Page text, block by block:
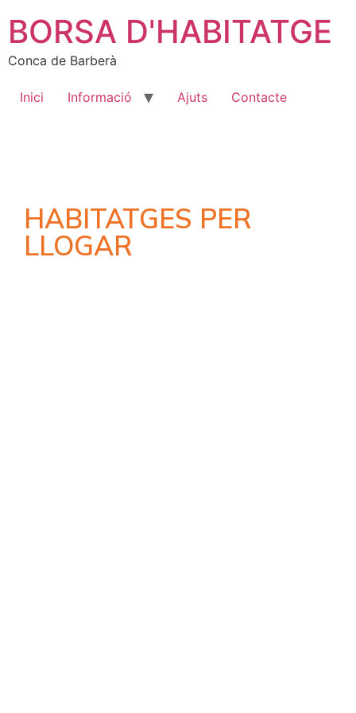
BORSA D'HABITATGE
Conca de Barberà
Inici Informació Ajuts Contacte
HABITATGES PER
LLOGAR